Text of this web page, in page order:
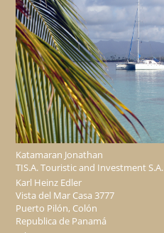
Katamaran Jonathan
TIS.A. Touristic and Investment S.A.
Karl Heinz Edler
Vista del Mar Casa 3777
Puerto Pilón, Colón
Republica de Panamá